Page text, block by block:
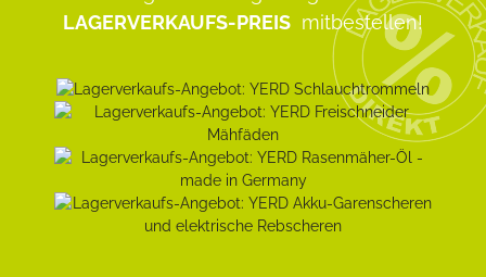
LAGERVERKAUFS-PREIS mitbestellen!